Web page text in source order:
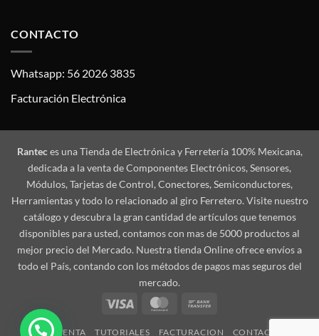
CONTACTO
Whatsapp: 56 2026 3835
Facturación Electrónica
Ranteces una Tienda de Electrónica y Ferretería 100% Mexicana,
dedicada a la venta de Componentes Electrónicos, Sensores,
Módulos, Tarjetas de Control, Conectores, Semiconductores,
Herramientas y todo lo relacionado al giro Ferretero. Visite nuestro
catálogo y descubra la gran cantidad de artículos que tenemos
disponibles para usted, contamos con mas de 5000 productos al
mejor precio del Mercado. Nuestra tienda Online ofrece envíos a
todo el País, contando con los métodos de pagos mas seguros del
mercado.
Visa
MasterCard
MI CUENTA TUTORIALES FACTURACION CONTACTO